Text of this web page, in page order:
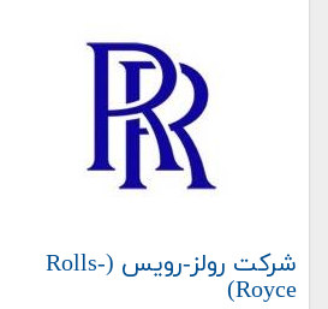
شرکت رولز-رویس (Rolls-
Royce)